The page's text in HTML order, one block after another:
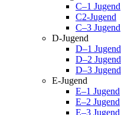
C–1 Jugend
C2-Jugend
C–3 Jugend
D-Jugend
D–1 Jugend
D–2 Jugend
D–3 Jugend
E-Jugend
E–1 Jugend
E–2 Jugend
E–3 Jugend